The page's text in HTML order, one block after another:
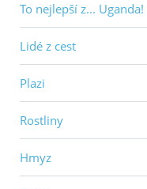
To nejlepší z... Uganda!
Lidé z cest
Plazi
Rostliny
Hmyz